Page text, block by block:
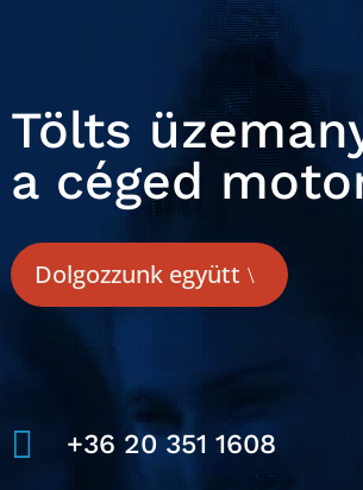
Tölts
a céged
Dolgozzunk együtt
 +36 20 351 1608